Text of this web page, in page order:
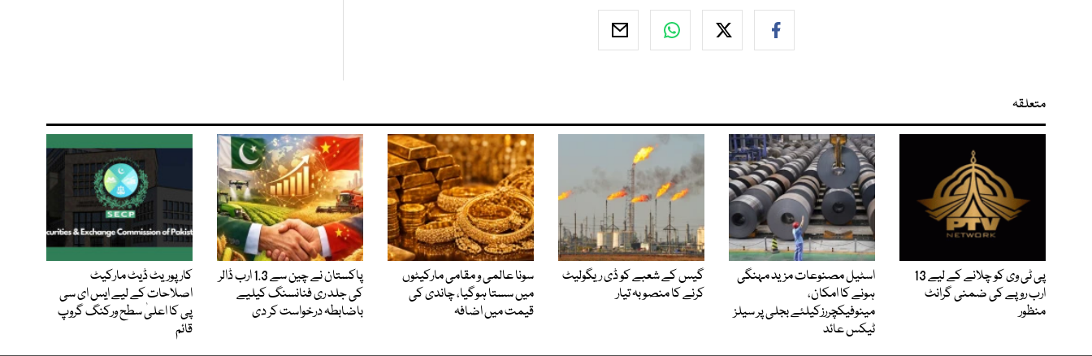
متعلقہ
پی ٹی وی کو چلانے کے لیے 13
ارب روپے کی ضمنی گرانٹ
منظور
اسٹیل مصنوعات مزید مہنگی
ہونے کا امکان،
مینوفیکچررزکیلئے بجلی پر سیلز
ٹیکس عائد
گیس کے شعبے کو ڈی ریگولیٹ
کرنے کا منصوبہ تیار
سونا عالمی و مقامی مارکیٹوں
میں سستا ہوگیا، چاندی کی
قیمت میں اضافہ
پاکستان نے چین سے 1.3 ارب ڈالر
کی جلد ری فنانسنگ کیلیے
باضابطہ درخواست کر دی
کارپوریٹ ڈیٹ مارکیٹ
اصلاحات کے لیے ایس ای سی
پی کا اعلیٰ سطح ورکنگ گروپ
قائم